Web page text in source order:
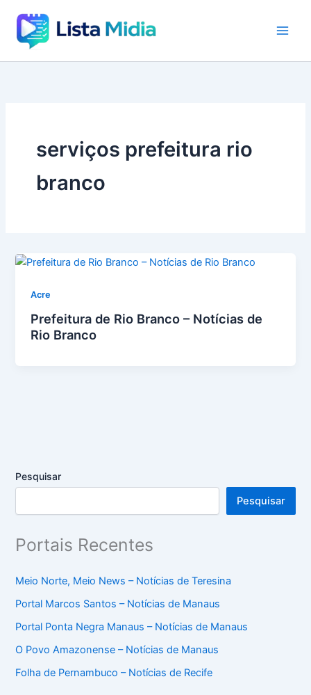
para
serviços prefeitura rio
branco
Acre
Prefeitura de Rio Branco – Notícias de
Rio Branco
Pesquisar
Pesquisar
Portais Recentes
Meio Norte, Meio News – Notícias de Teresina
Portal Marcos Santos – Notícias de Manaus
Portal Ponta Negra Manaus – Notícias de Manaus
O Povo Amazonense – Notícias de Manaus
Folha de Pernambuco – Notícias de Recife